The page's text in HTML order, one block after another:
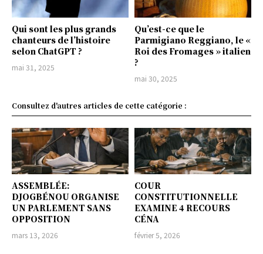
Qui sont les plus grands
chanteurs de l’histoire
selon ChatGPT ?
mai 31, 2025
Qu’est-ce que le
Parmigiano Reggiano, le «
Roi des Fromages » italien
?
mai 30, 2025
Consultez d'autres articles de cette catégorie :
ASSEMBLÉE:
DJOGBÉNOU ORGANISE
UN PARLEMENT SANS
OPPOSITION
mars 13, 2026
COUR
CONSTITUTIONNELLE
EXAMINE 4 RECOURS
CÉNA
février 5, 2026